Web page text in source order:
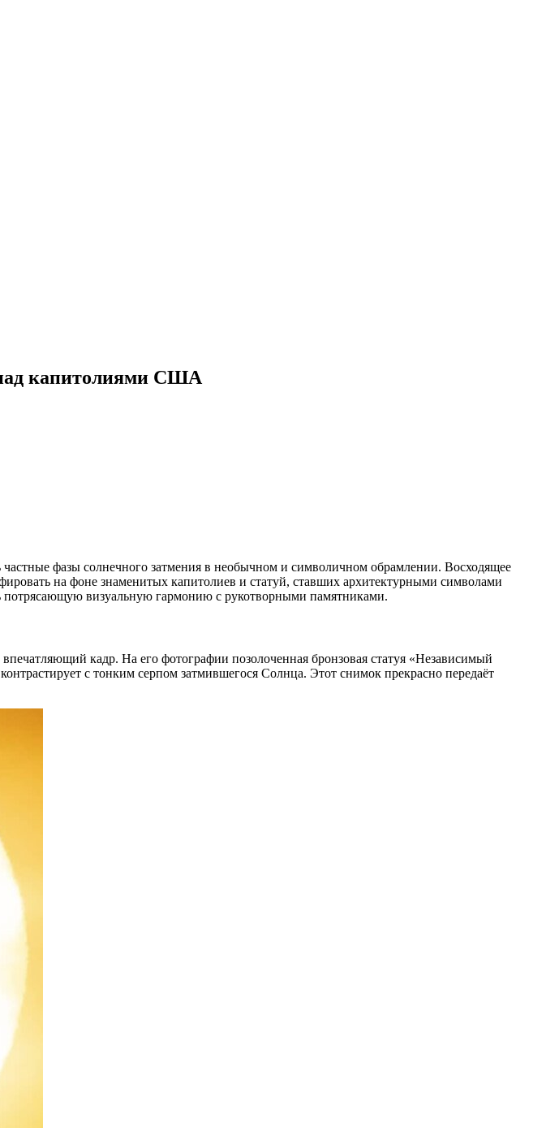
капитолиями США
фазы солнечного затмения в необычном и символичном обрамлении. Восходящее
на фоне знаменитых капитолиев и статуй, ставших архитектурными символами
потрясающую визуальную гармонию с рукотворными памятниками.
кадр. На его фотографии позолоченная бронзовая статуя «Независимый
с тонким серпом затмившегося Солнца. Этот снимок прекрасно передаёт